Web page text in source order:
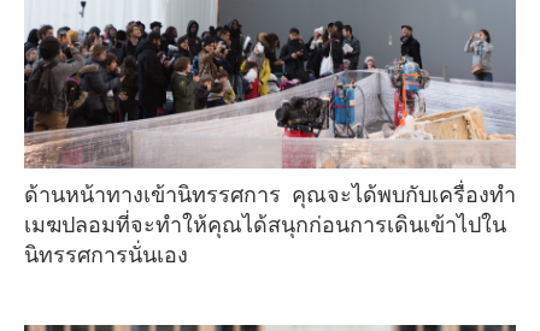
ด้านหน้าทางเข้านิทรรศการ คุณจะได้พบกับเครื่องทำ
เมฆปลอมที่จะทำให้คุณได้สนุกก่อนการเดินเข้าไปใน
นิทรรศการนั่นเอง